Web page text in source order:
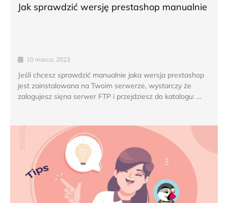
Jak sprawdzić wersję prestashop manualnie
10 marca, 2023
Jeśli chcesz sprawdzić manualnie jaka wersja prestashop
jest zainstalowana na Twoim serwerze, wystarczy że
zalogujesz sięna serwer FTP i przejdziesz do katalogu: …